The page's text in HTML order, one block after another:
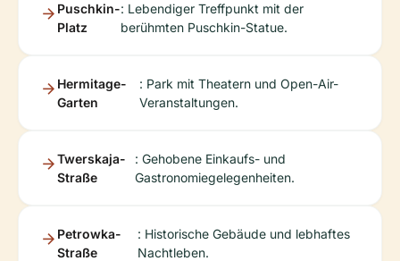
Puschkin-
Platz
: Lebendiger Treffpunkt mit der
berühmten Puschkin-Statue.
Hermitage-
Garten
: Park mit Theatern und Open-Air-
Veranstaltungen.
Twerskaja-
Straße
: Gehobene Einkaufs- und
Gastronomiegelegenheiten.
Petrowka-
Straße
: Historische Gebäude und lebhaftes
Nachtleben.